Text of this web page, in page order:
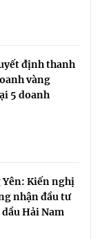
định thanh
vàng
5 doanh
Kiến nghị
nhận đầu tư
Hải Nam